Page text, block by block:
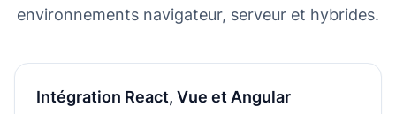
environnements navigateur, serveur et hybrides.
Intégration React, Vue et Angular